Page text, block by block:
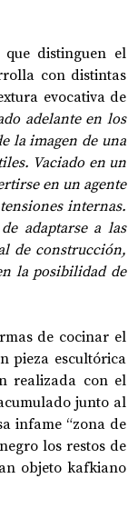
distinguen el
con distintas
evocativa de
adelante en los
la imagen de una
Vaciado en un
en un agente
internas.
adaptarse a las
de construcción,
la posibilidad de
de cocinar el
pieza escultórica
realizada con el
junto al
infame “zona de
los restos de
objeto kafkiano